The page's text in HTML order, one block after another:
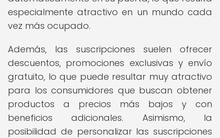
especialmente atractivo en un mundo cada
vez más ocupado.
Además, las suscripciones suelen ofrecer
descuentos, promociones exclusivas y envío
gratuito, lo que puede resultar muy atractivo
para los consumidores que buscan obtener
productos a precios más bajos y con
beneficios adicionales. Asimismo, la
posibilidad de personalizar las suscripciones